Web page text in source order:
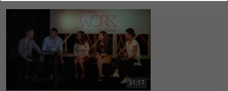
Relevancia szerint
Kezdés/felvétel dátuma szerint
Feltöltés dátuma szerint
Utolsó módosítás szerint
5 tétel/oldal
10 tétel/oldal
20 tétel/oldal
50 tétel/oldal
100 tétel/oldal
31:17